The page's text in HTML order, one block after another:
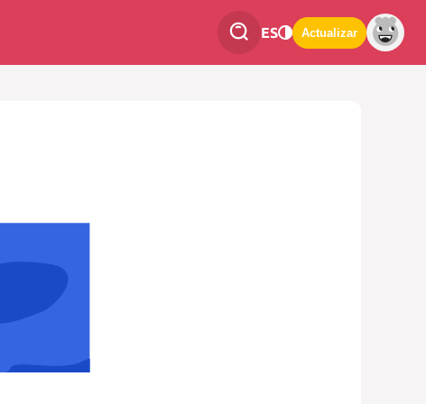
ES Actualizar